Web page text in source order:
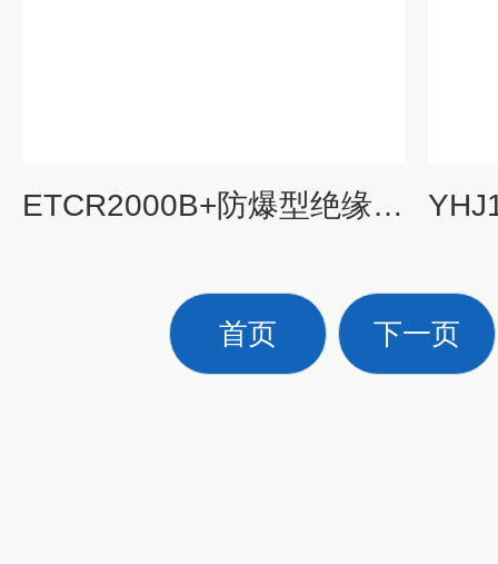
ETCR2000B+防爆型绝缘兆欧表.防爆钳形接地电阻测试仪
首页 下一页